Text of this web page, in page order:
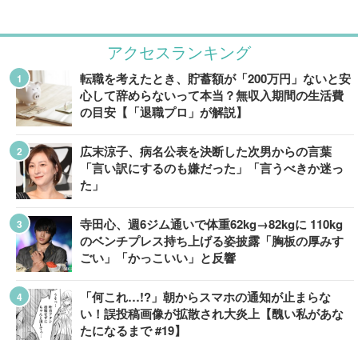
アクセスランキング
転職を考えたとき、貯蓄額が「200万円」ないと安
心して辞めらないって本当？無収入期間の生活費
の目安【「退職プロ」が解説】
広末涼子、病名公表を決断した次男からの言葉
「言い訳にするのも嫌だった」「言うべきか迷っ
た」
寺田心、週6ジム通いで体重62kg→82kgに 110kg
のベンチプレス持ち上げる姿披露「胸板の厚みす
ごい」「かっこいい」と反響
「何これ…!?」朝からスマホの通知が止まらな
い！誤投稿画像が拡散され大炎上【醜い私があな
たになるまで #19】